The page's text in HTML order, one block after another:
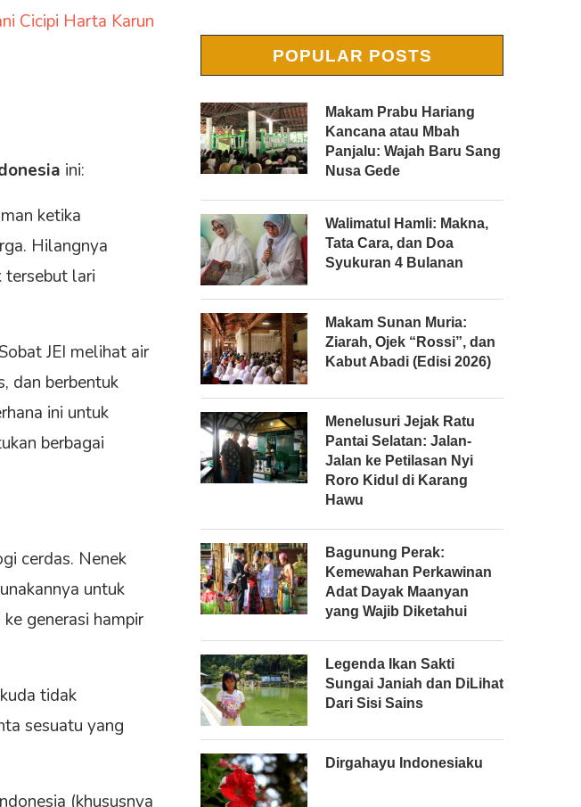
Cicipi Harta Karun
ini:
ketika
Hilangnya
tersebut lari
JEI melihat air
dan berbentuk
ini untuk
berbagai
cerdas. Nenek
untuk
generasi hampir
tidak
sesuatu yang
(khususnya
POPULAR POSTS
Makam Prabu Hariang
Kancana atau Mbah
Panjalu: Wajah Baru Sang
Nusa Gede
Walimatul Hamli: Makna,
Tata Cara, dan Doa
Syukuran 4 Bulanan
Makam Sunan Muria:
Ziarah, Ojek “Rossi”, dan
Kabut Abadi (Edisi 2026)
Menelusuri Jejak Ratu
Pantai Selatan: Jalan-
Jalan ke Petilasan Nyi
Roro Kidul di Karang
Hawu
Bagunung Perak:
Kemewahan Perkawinan
Adat Dayak Maanyan
yang Wajib Diketahui
Legenda Ikan Sakti
Sungai Janiah dan DiLihat
Dari Sisi Sains
Dirgahayu Indonesiaku